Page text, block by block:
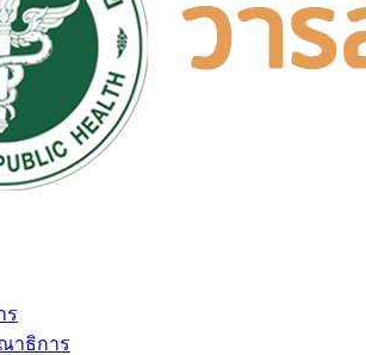
ร
าธิการ